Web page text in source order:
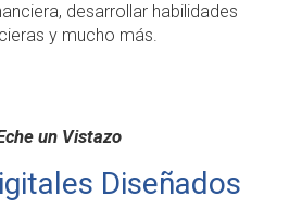
desarrollar habilidades
y mucho más.
un Vistazo
Diseñados